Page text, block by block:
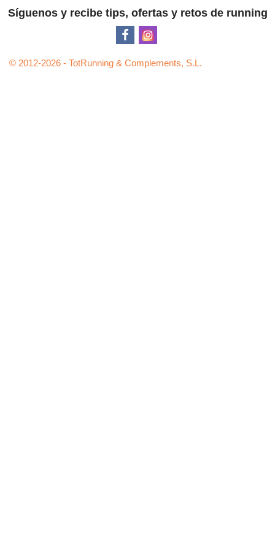
Síguenos y recibe tips, ofertas y retos de running
© 2012-2026 - TotRunning & Complements, S.L.